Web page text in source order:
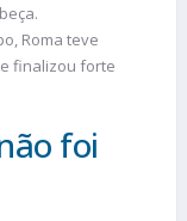
Roma teve
finalizou forte
foi